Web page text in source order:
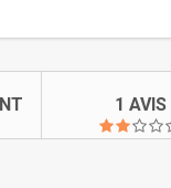
1 AVIS